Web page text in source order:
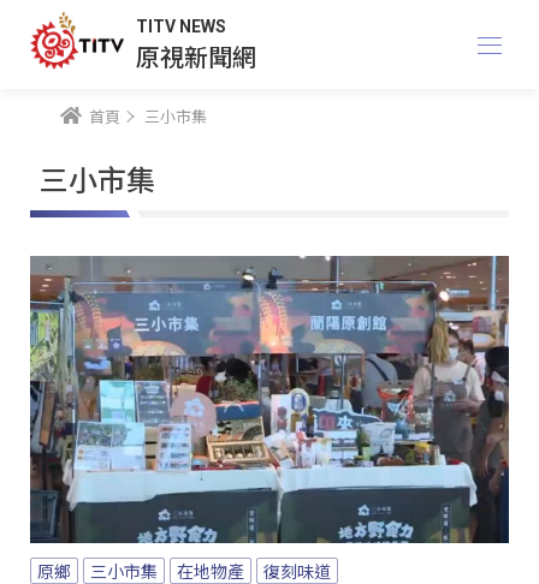
TITV NEWS
原視新聞網
首頁 三小市集
三小市集
原鄉 三小市集 在地物產 復刻味道